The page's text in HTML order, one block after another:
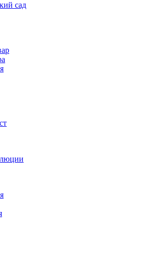
сад